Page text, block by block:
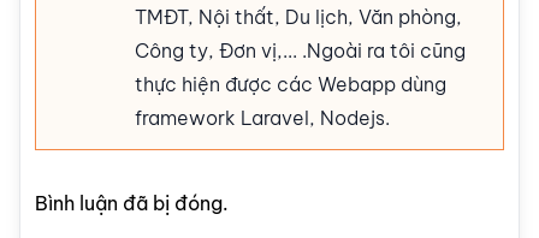
TMĐT, Nội thất, Du lịch, Văn phòng,
Công ty, Đơn vị,... .Ngoài ra tôi cũng
thực hiện được các Webapp dùng
framework Laravel, Nodejs.
Bình luận đã bị đóng.